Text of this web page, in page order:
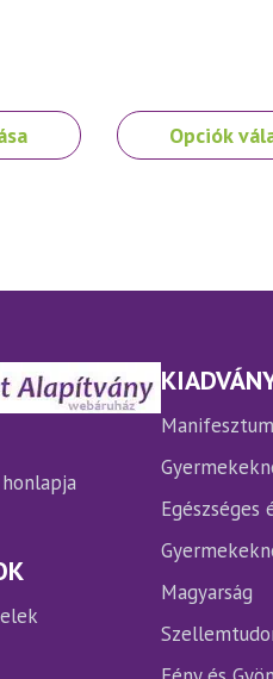
Opciók
Ennek
a
A
termékoldalon
választhatók
Manifesztum
Egészséges
Magyarság